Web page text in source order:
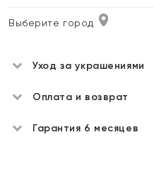
Выберите город
Уход за украшениями
Оплата и возврат
Гарантия 6 месяцев